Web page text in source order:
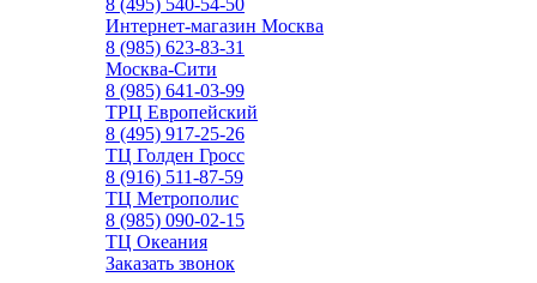
8 (495) 540-54-50
Интернет-магазин Москва
8 (985) 623-83-31
Москва-Сити
8 (985) 641-03-99
ТРЦ Европейский
8 (495) 917-25-26
ТЦ Голден Гросс
8 (916) 511-87-59
ТЦ Метрополис
8 (985) 090-02-15
ТЦ Океания
Заказать звонок